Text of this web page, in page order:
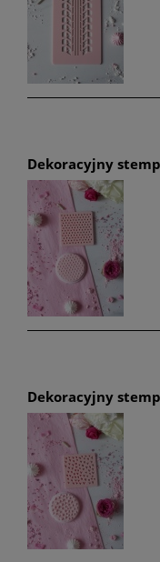
Dekoracyjny
Dekoracyjny